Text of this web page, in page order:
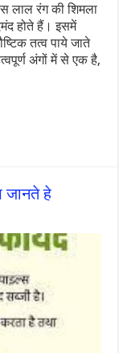
लाल रंग की शिमला
होते हैं। इसमें
तत्‍व पाये जाते
अंगों में से एक है,
जानते हे